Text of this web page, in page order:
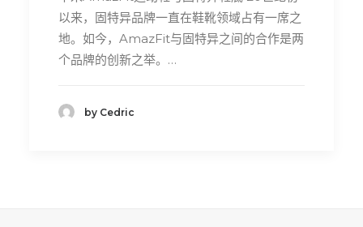
以来，固特异品牌一直在鞋靴领域占有一席之
地。如今，AmazFit与固特异之间的合作是两
个品牌的创新之举。…
by Cedric